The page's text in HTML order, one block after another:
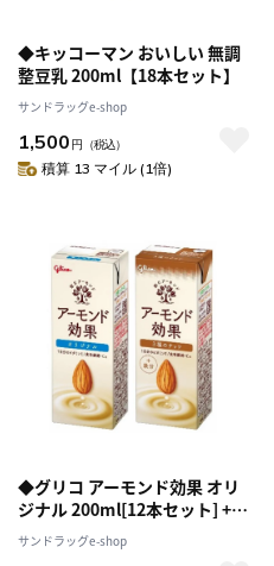
◆キッコーマン おいしい 無調
整豆乳 200ml【18本セット】
サンドラッグe-shop
1,500 円 （税込）
積算 13 マイル (1倍)
◆グリコ アーモンド効果 オリ
ジナル 200ml[12本セット] +3
サンドラッグe-shop